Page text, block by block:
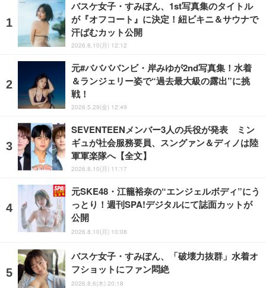
バスケ女子・すみぽん、1st写真集のタイトル
が『オフコート』に決定！紐ビキニ＆サウナで
汗ばむカット公開
2026.8.10(月) 12:12
元#ババババンビ・岸みゆが2nd写真集！水着
＆ランジェリー姿で“過去最大級の露出”に挑
戦！
2026.5.29(金) 12:49
SEVENTEENメンバー3人の兵役が発表 ミン
ギュが社会服務要員、スングァン＆ディノは陸
軍軍楽隊へ【全文】
2026.8.10(月) 11:17
元SKE48・江籠裕奈の“エンジェルボディ”にう
っとり！週刊SPA!デジタルにて誌面カットが
公開
2026.8.10(月) 10:08
バスケ女子・すみぽん、「破壊力抜群」水着オ
フショットにファン悶絶
2026.8.6(木) 20:18